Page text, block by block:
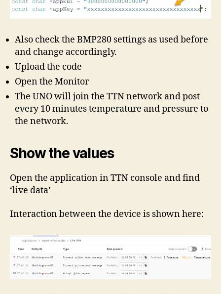
Also check the BMP280 settings as used before
and change accordingly.
Upload the code
Open the Monitor
The UNO will join the TTN network and post
every 10 minutes temperature and pressure to
the network.
Show the values
Open the application in TTN console and find
‘live data’
Interaction between the device is shown here: